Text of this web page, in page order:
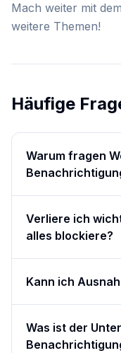
Mach weiter mit
weitere Themen!
Häufige
Warum fragen
Verliere ich
alles blockiere?
Kann ich
Was ist der